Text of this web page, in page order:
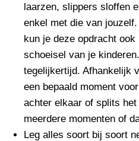
laarzen, slippers sloffen
enkel met die van
kun je deze opdracht
schoeisel van je
tegelijkertijd. Afhankelijk
een bepaald moment
achter elkaar of splits
meerdere momenten of
Leg alles soort bij soort